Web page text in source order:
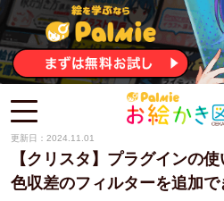
【クリスタ】プラグインの
色収差のフィルターを追加で
更新日：2024.11.01